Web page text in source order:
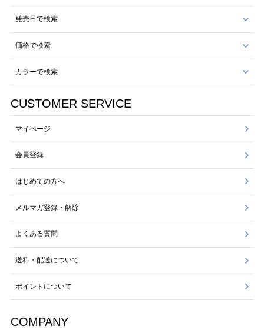
発売日で検索
価格で検索
カラーで検索
CUSTOMER SERVICE
マイページ
会員登録
はじめての方へ
メルマガ登録・解除
よくある質問
送料・配送について
ポイントについて
COMPANY